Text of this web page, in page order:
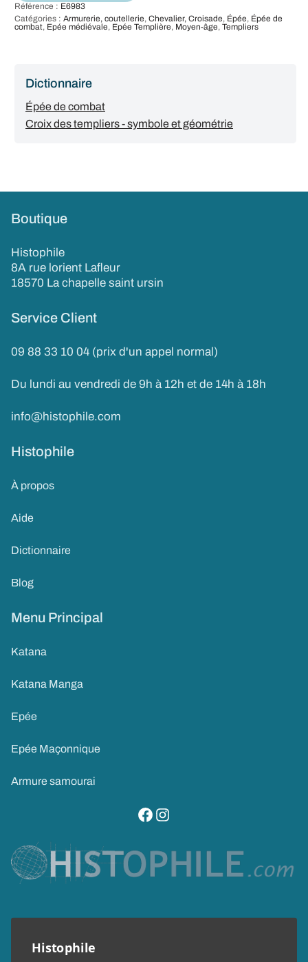
Référence : E6983
Catégories : Armurerie, coutellerie, Chevalier, Croisade, Épée, Épée de
combat, Epée médiévale, Epée Templière, Moyen-âge, Templiers
Dictionnaire
Épée de combat
Croix des templiers - symbole et géométrie
Boutique
Histophile
8A rue lorient Lafleur
18570 La chapelle saint ursin
Service Client
09 88 33 10 04 (prix d'un appel normal)
Du lundi au vendredi de 9h à 12h et de 14h à 18h
info@histophile.com
Histophile
À propos
Aide
Dictionnaire
Blog
Menu Principal
Katana
Katana Manga
Epée
Epée Maçonnique
Armure samourai
visitez notre page facebook
suivez notre compte instagram
Histophile